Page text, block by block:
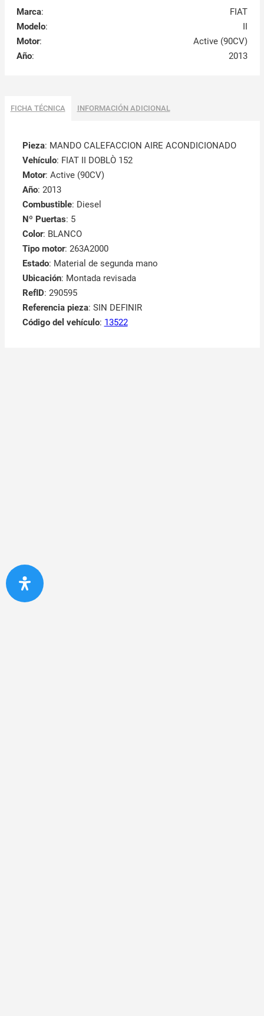
Marca:
FIAT
Modelo:
II
Motor:
Active (90CV)
Año: 2013
FICHA TÉCNICA INFORMACIÓN ADICIONAL
Pieza: MANDO CALEFACCION AIRE ACONDICIONADO
Vehículo: FIAT II DOBLÒ 152
Motor: Active (90CV)
Año: 2013
Combustible: Diesel
Nº Puertas: 5
Color: BLANCO
Tipo motor: 263A2000
Estado: Material de segunda mano
Ubicación: Montada revisada
RefID: 290595
Referencia pieza: SIN DEFINIR
Código del vehículo: 13522